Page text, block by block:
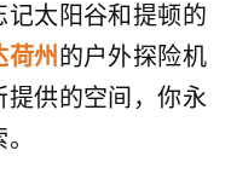
太阳谷和提顿的
荷州 的户外探险机
供的空间，你永